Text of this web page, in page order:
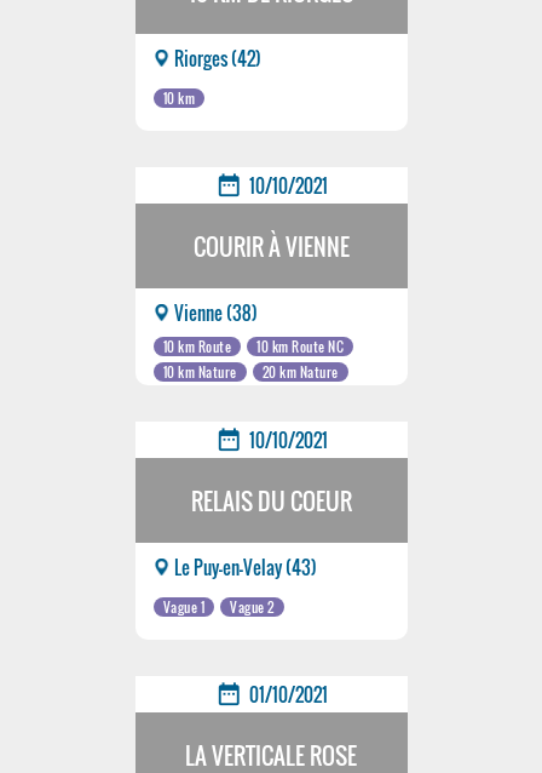
Riorges (42)
10 km
date_range 10/10/2021
COURIR À VIENNE
Vienne (38)
10 km Route
10 km Route NC
10 km Nature
20 km Nature
date_range 10/10/2021
RELAIS DU COEUR
Le Puy-en-Velay (43)
Vague 1 Vague 2
date_range 01/10/2021
LA VERTICALE ROSE